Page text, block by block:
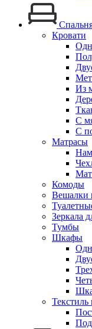
Кровати
Из
С
С
Матрасы
Комоды
Вешалки
Зеркала
Тумбы
Шкафы